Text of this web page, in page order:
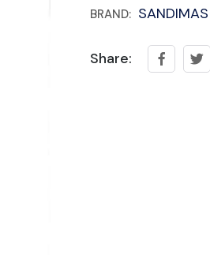
BRAND: SANDIMAS
Share: